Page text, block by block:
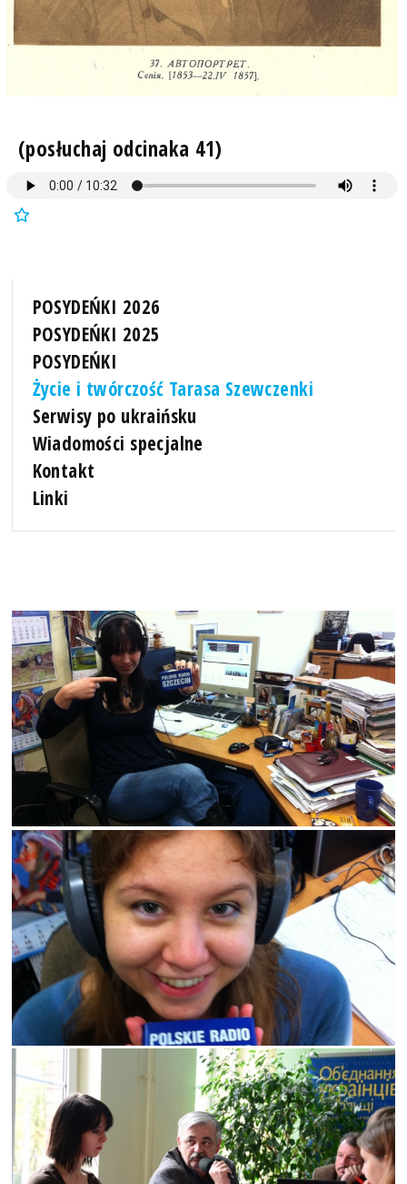
(posłuchaj odcinaka 41)
POSYDEŃKI 2026
POSYDEŃKI 2025
POSYDEŃKI
Życie i twórczość Tarasa Szewczenki
Serwisy po ukraińsku
Wiadomości specjalne
Kontakt
Linki